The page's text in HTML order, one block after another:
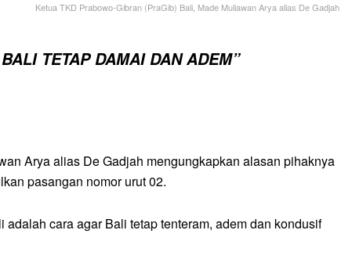
Ketua TKD Prabowo-Gibran (PraGib) Bali, Made Muliawan Arya alias De Gadjah
TETAP DAMAI DAN ADEM”
Arya alias De Gadjah mengungkapkan alasan pihaknya
pasangan nomor urut 02.
cara agar Bali tetap tenteram, adem dan kondusif